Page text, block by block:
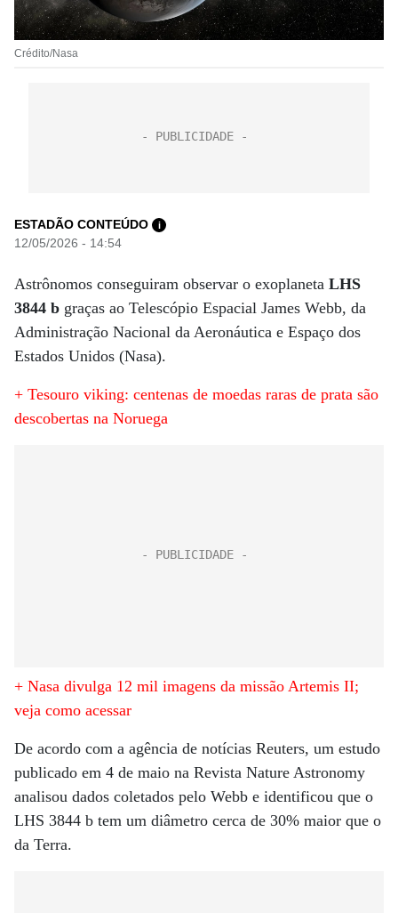
Crédito/Nasa
ESTADÃO CONTEÚDO i
12/05/2026 - 14:54
Astrônomos conseguiram observar o exoplaneta LHS
3844 b graças ao Telescópio Espacial James Webb, da
Administração Nacional da Aeronáutica e Espaço dos
Estados Unidos (Nasa).
+ Tesouro viking: centenas de moedas raras de prata são
descobertas na Noruega
+ Nasa divulga 12 mil imagens da missão Artemis II;
veja como acessar
De acordo com a agência de notícias Reuters, um estudo
publicado em 4 de maio na Revista Nature Astronomy
analisou dados coletados pelo Webb e identificou que o
LHS 3844 b tem um diâmetro cerca de 30% maior que o
da Terra.